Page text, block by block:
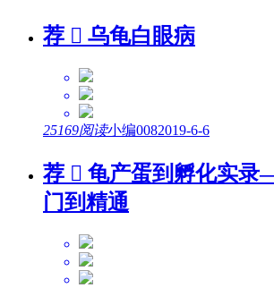
荐  乌龟白眼病
25169阅读小编0082019-6-6
荐  龟产蛋到孵化实
门到精通